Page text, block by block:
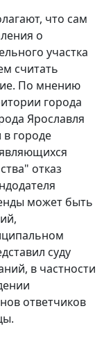
что сам
о
участка
считать
По мнению
города
Ярославля
городе
отказ
может быть
суду
в частности
ответчиков